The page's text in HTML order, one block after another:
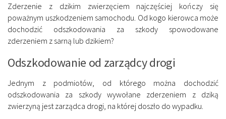
Zderzenie z dzikim zwierzęciem najczęściej kończy się
poważnym uszkodzeniem samochodu. Od kogo kierowca może
dochodzić odszkodowania za szkody spowodowane
zderzeniem z sarną lub dzikiem?
Odszkodowanie od zarządcy drogi
Jednym z podmiotów, od którego można dochodzić
odszkodowania za szkody wywołane zderzeniem z dziką
zwierzyną jest zarządca drogi, na której doszło do wypadku.